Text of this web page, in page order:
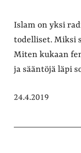
Islam on yksi
todelliset. Miksi
Miten kukaan
ja sääntöjä läpi
24.4.2019